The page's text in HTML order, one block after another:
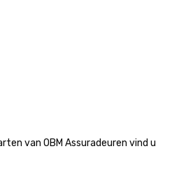
van OBM Assuradeuren vind u